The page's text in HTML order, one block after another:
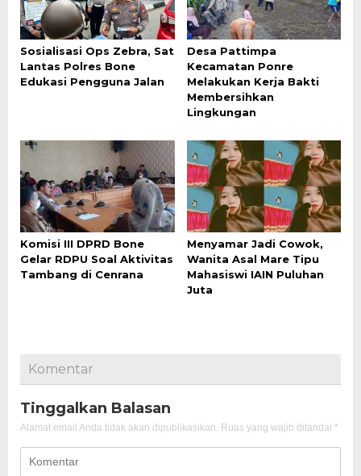
Sosialisasi Ops Zebra, Sat
Lantas Polres Bone
Edukasi Pengguna Jalan
Desa Pattimpa
Kecamatan Ponre
Melakukan Kerja Bakti
Membersihkan
Lingkungan
Komisi III DPRD Bone
Gelar RDPU Soal Aktivitas
Tambang di Cenrana
Menyamar Jadi Cowok,
Wanita Asal Mare Tipu
Mahasiswi IAIN Puluhan
Juta
Komentar
Tinggalkan Balasan
Alamat email Anda tidak akan dipublikasikan. Ruas yang wajib ditandai *